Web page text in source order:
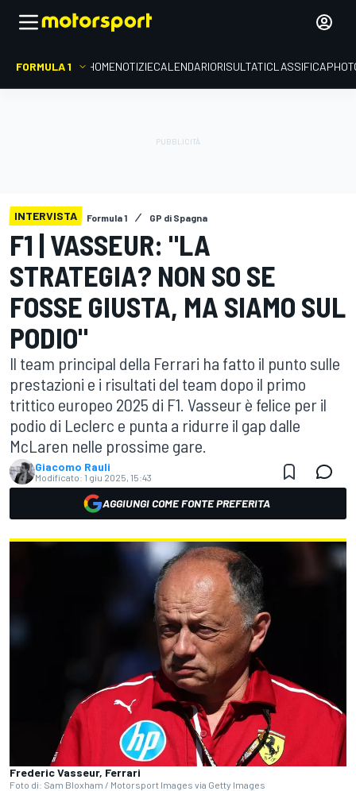
FORMULA 1 HOMENOTIZIECALENDARIORISULTATICLASSIFICA
INTERVISTA Formula 1 GP di Spagna
F1 | VASSEUR: "LA
STRATEGIA? NON SO SE
FOSSE GIUSTA, MA SIAMO SUL
PODIO"
Il team principal della Ferrari ha fatto il punto sulle
prestazioni e i risultati del team dopo il primo
trittico europeo 2025 di F1. Vasseur è felice per il
podio di Leclerc e punta a ridurre il gap dalle
McLaren nelle prossime gare.
Giacomo Rauli
Modificato: 1 giu 2025, 15:43
AGGIUNGI COME FONTE PREFERITA
Frederic Vasseur, Ferrari
Foto di: Sam Bloxham / Motorsport Images via Getty Images